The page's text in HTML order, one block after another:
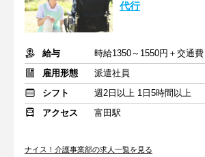
代行
給与
時給1350～1550円＋交通費
雇用形態
派遣社員
シフト
週2日以上 1日5時間以上
アクセス
富田駅
ナイス！介護事業部の求人一覧を見る